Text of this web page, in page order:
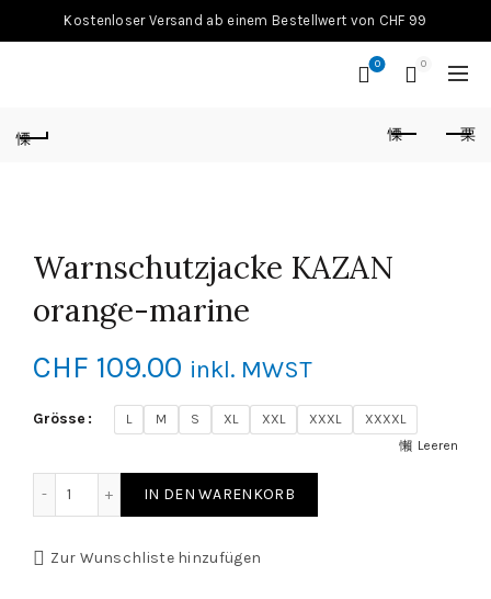
Kostenloser Versand ab einem Bestellwert von CHF 99
0 0
Warnschutzjacke KAZAN
orange-marine
CHF 109.00 inkl. MWST
Grösse L M S XL XXL XXXL
XXXXL
Leeren
IN DEN WARENKORB
Zur Wunschliste hinzufügen